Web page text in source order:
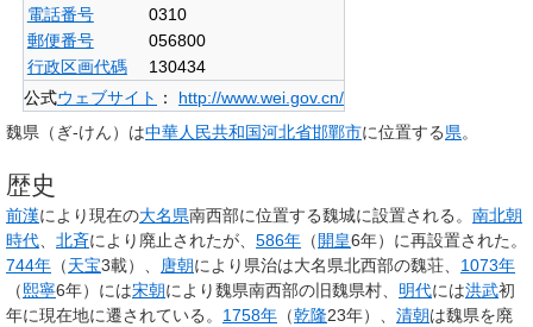
電話番号
0310
郵便番号
056800
行政区画代碼
130434
公式ウェブサイト ：
http://www.wei.gov.cn/
魏県 （ぎ-けん）は中華人民共和国河北省邯鄲市に位置する県。
歴史
前漢により現在の大名県南西部に位置する魏城に設置される。 南北朝
時代、 北斉により廃止されたが、 586年 （開皇6年）に再設置された。
744年 （天宝3載）、 唐朝により県治は大名県北西部の魏荘、 1073年
（熙寧6年）には宋朝により魏県南西部の旧魏県村、 明代には洪武初
年に現在地に遷されている。 1758年 （乾隆23年）、 清朝は魏県を廃